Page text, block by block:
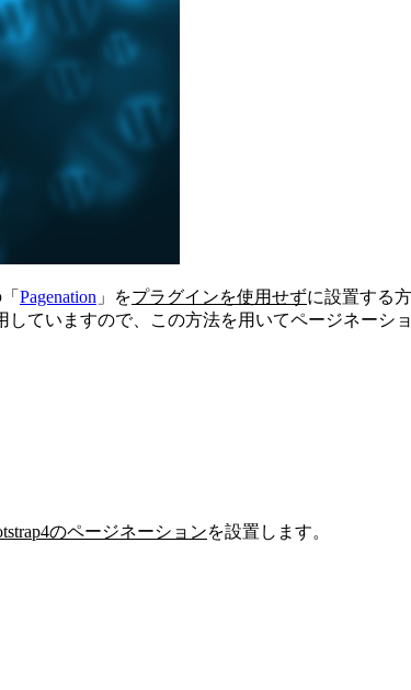
Pagenation 」をプラグインを使用せずに設置する
していますので、この方法を用いてページネーシ
のページネーションを設置します。